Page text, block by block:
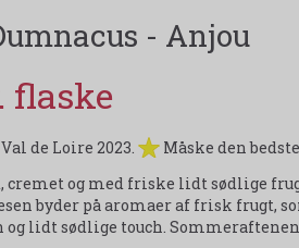
- Anjou
de Loire 2023.
Måske den
cremet og med friske lidt sødlige
byder på aromaer af frisk frugt,
lidt sødlige touch.